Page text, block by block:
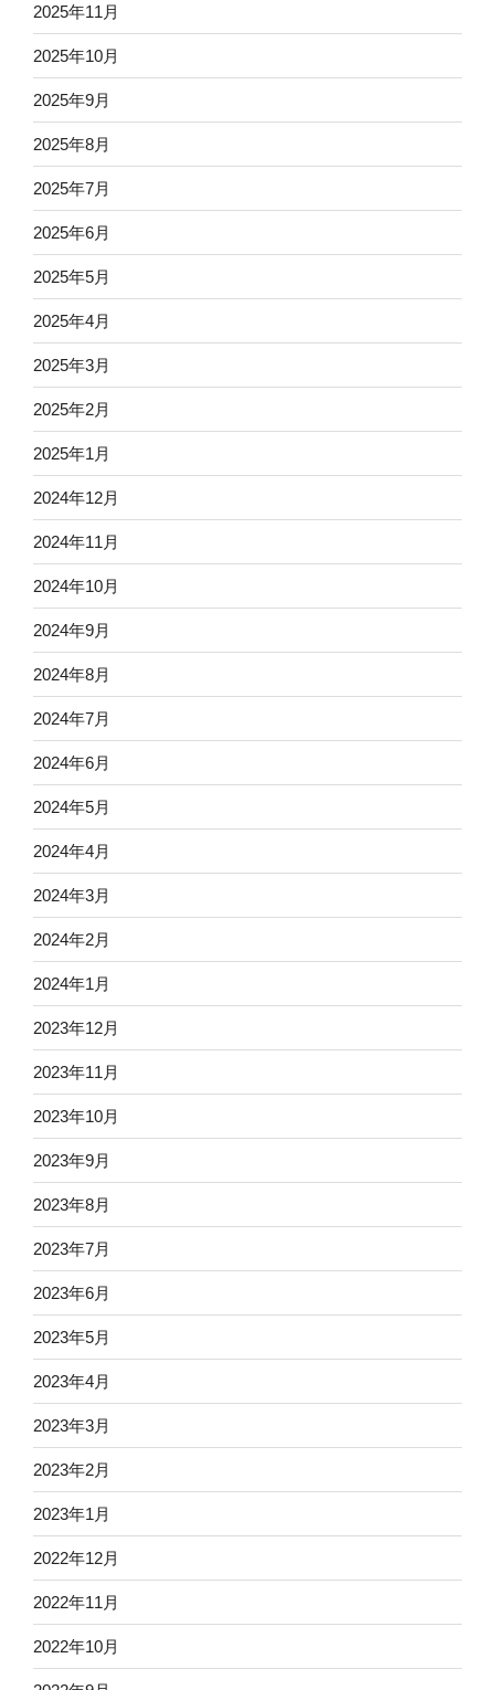
2025年11月
2025年10月
2025年9月
2025年8月
2025年7月
2025年6月
2025年5月
2025年4月
2025年3月
2025年2月
2025年1月
2024年12月
2024年11月
2024年10月
2024年9月
2024年8月
2024年7月
2024年6月
2024年5月
2024年4月
2024年3月
2024年2月
2024年1月
2023年12月
2023年11月
2023年10月
2023年9月
2023年8月
2023年7月
2023年6月
2023年5月
2023年4月
2023年3月
2023年2月
2023年1月
2022年12月
2022年11月
2022年10月